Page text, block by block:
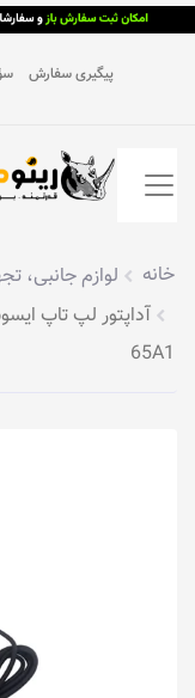
پیگیری سفارش
خانه لوازم جانبی،
65A1